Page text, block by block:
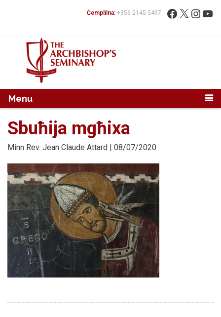
Fittex: Facebook
X
Ċemplilna: +356 2145 5497
Menu
Sbuħija mgħixa
Minn Rev. Jean Claude Attard | 08/07/2020